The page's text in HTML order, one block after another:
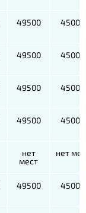
49500 45000
49500 45000
49500 45000
49500 45000
нет
мест
нет
49500 45000